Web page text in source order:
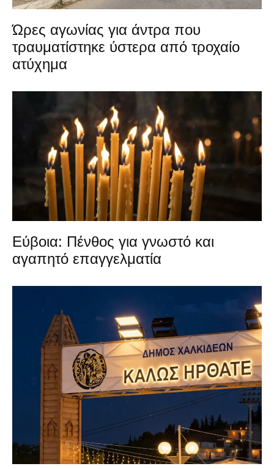
Ώρες αγωνίας για άντρα που
τραυματίστηκε ύστερα από τροχαίο
ατύχημα
Εύβοια: Πένθος για γνωστό και
αγαπητό επαγγελματία